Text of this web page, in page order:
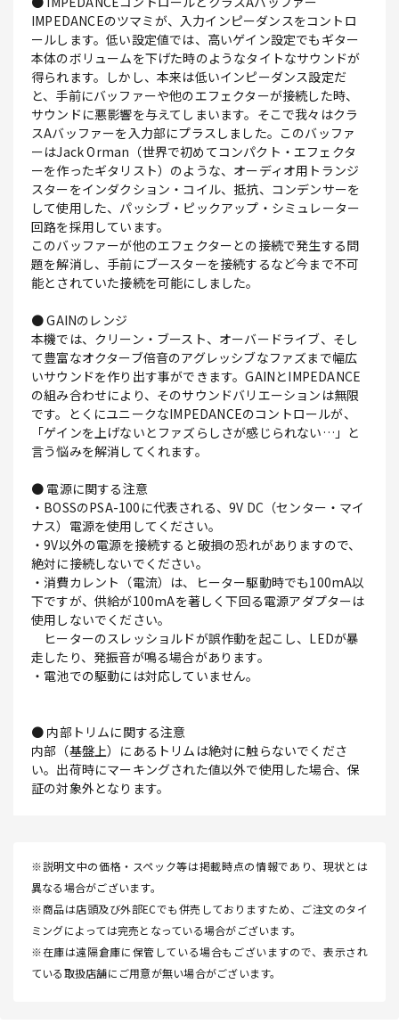
IMPEDANCEのツマミが、入力インピーダンスをコントロ
ールします。低い設定値では、高いゲイン設定でもギター
本体のボリュームを下げた時のようなタイトなサウンドが
得られます。しかし、本来は低いインピーダンス設定だ
と、手前にバッファーや他のエフェクターが接続した時、
サウンドに悪影響を与えてしまいます。そこで我々はクラ
スAバッファーを入力部にプラスしました。このバッファ
ーはJack Orman（世界で初めてコンパクト・エフェクタ
ーを作ったギタリスト）のような、オーディオ用トランジ
スターをインダクション・コイル、抵抗、コンデンサーを
して使用した、パッシブ・ピックアップ・シミュレーター
回路を採用しています。
このバッファーが他のエフェクターとの接続で発生する問
題を解消し、手前にブースターを接続するなど今まで不可
能とされていた接続を可能にしました。
● GAINのレンジ
本機では、クリーン・ブースト、オーバードライブ、そし
て豊富なオクターブ倍音のアグレッシブなファズまで幅広
いサウンドを作り出す事ができます。GAINとIMPEDANCE
の組み合わせにより、そのサウンドバリエーションは無限
です。とくにユニークなIMPEDANCEのコントロールが、
「ゲインを上げないとファズらしさが感じられない…」と
言う悩みを解消してくれます。
● 電源に関する注意
・BOSSのPSA-100に代表される、9V DC（センター・マイ
ナス）電源を使用してください。
・9V以外の電源を接続すると破損の恐れがありますので、
絶対に接続しないでください。
・消費カレント（電流）は、ヒーター駆動時でも100mA以
下ですが、供給が100mAを著しく下回る電源アダプターは
使用しないでください。
ヒーターのスレッショルドが誤作動を起こし、LEDが暴
走したり、発振音が鳴る場合があります。
・電池での駆動には対応していません。
● 内部トリムに関する注意
内部（基盤上）にあるトリムは絶対に触らないでくださ
い。出荷時にマーキングされた値以外で使用した場合、保
証の対象外となります。
※説明文中の価格・スペック等は掲載時点の情報であり、現状とは
異なる場合がございます。
※商品は店頭及び外部ECでも併売しておりますため、ご注文のタイ
ミングによっては完売となっている場合がございます。
※在庫は遠隔倉庫に保管している場合もございますので、表示され
ている取扱店舗にご用意が無い場合がございます。